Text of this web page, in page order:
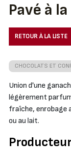
Pavé à
RETOUR À LA LISTE
CHOCOLATS ET
Union d'une
légèrement
fraîche, enrobage
ou au lait.